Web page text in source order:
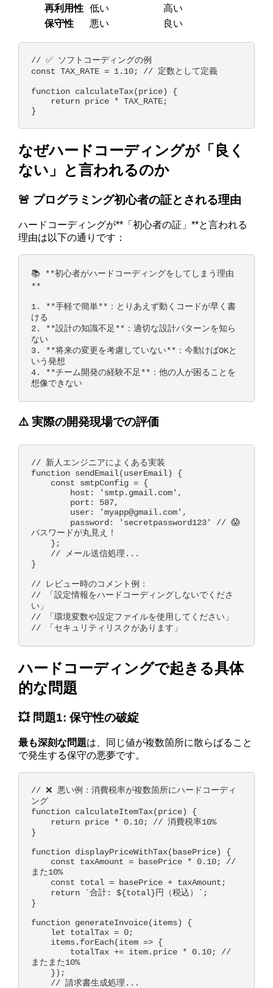
再利用性 低い
高い
保守性
悪い 良い
// ✅ ソフトコーディングの例
const TAX_RATE = 1.10; // 定数として定義
function calculateTax(price) {
なぜハードコーディングが「良く
ない」と言われるのか
🚨 プログラミング初心者の証とされる理由
ハードコーディングが**「初心者の証」**と言われる
理由は以下の通りです：
📚 **初心者がハードコーディングをしてしまう理由
**
1. **手軽で簡単**：とりあえず動くコードが早く書
ける
2. **設計の知識不足**：適切な設計パターンを知ら
ない
3. **将来の変更を考慮していない**：今動けばOKと
いう発想
4. **チーム開発の経験不足**：他の人が困ることを
⚠️ 実際の開発現場での評価
// 新人エンジニアによくある実装
function sendEmail(userEmail) {
パスワードが丸見え！
}
// レビュー時のコメント例：
// 「設定情報をハードコーディングしないでくださ
い」
// 「環境変数や設定ファイルを使用してください」
ハードコーディングで起きる具体
的な問題
💥 問題1: 保守性の破綻
最も深刻な問題は、同じ値が複数箇所に散らばること
で発生する保守の悪夢です。
// ❌ 悪い例：消費税率が複数箇所にハードコーディ
ング
function calculateItemTax(price) {
}
function displayPriceWithTax(basePrice) {
また10%
}
function generateInvoice(items) {
またまた10%